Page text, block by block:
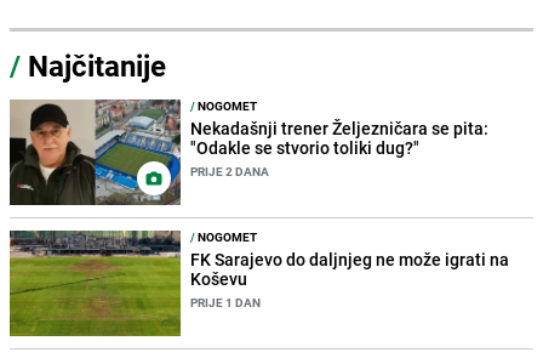
/ Najčitanije
/NOGOMET
Nekadašnji trener Željezničara se pita:
"Odakle se stvorio toliki dug?"
PRIJE 2 DANA
/NOGOMET
FK Sarajevo do daljnjeg ne može igrati na
Koševu
PRIJE 1 DAN